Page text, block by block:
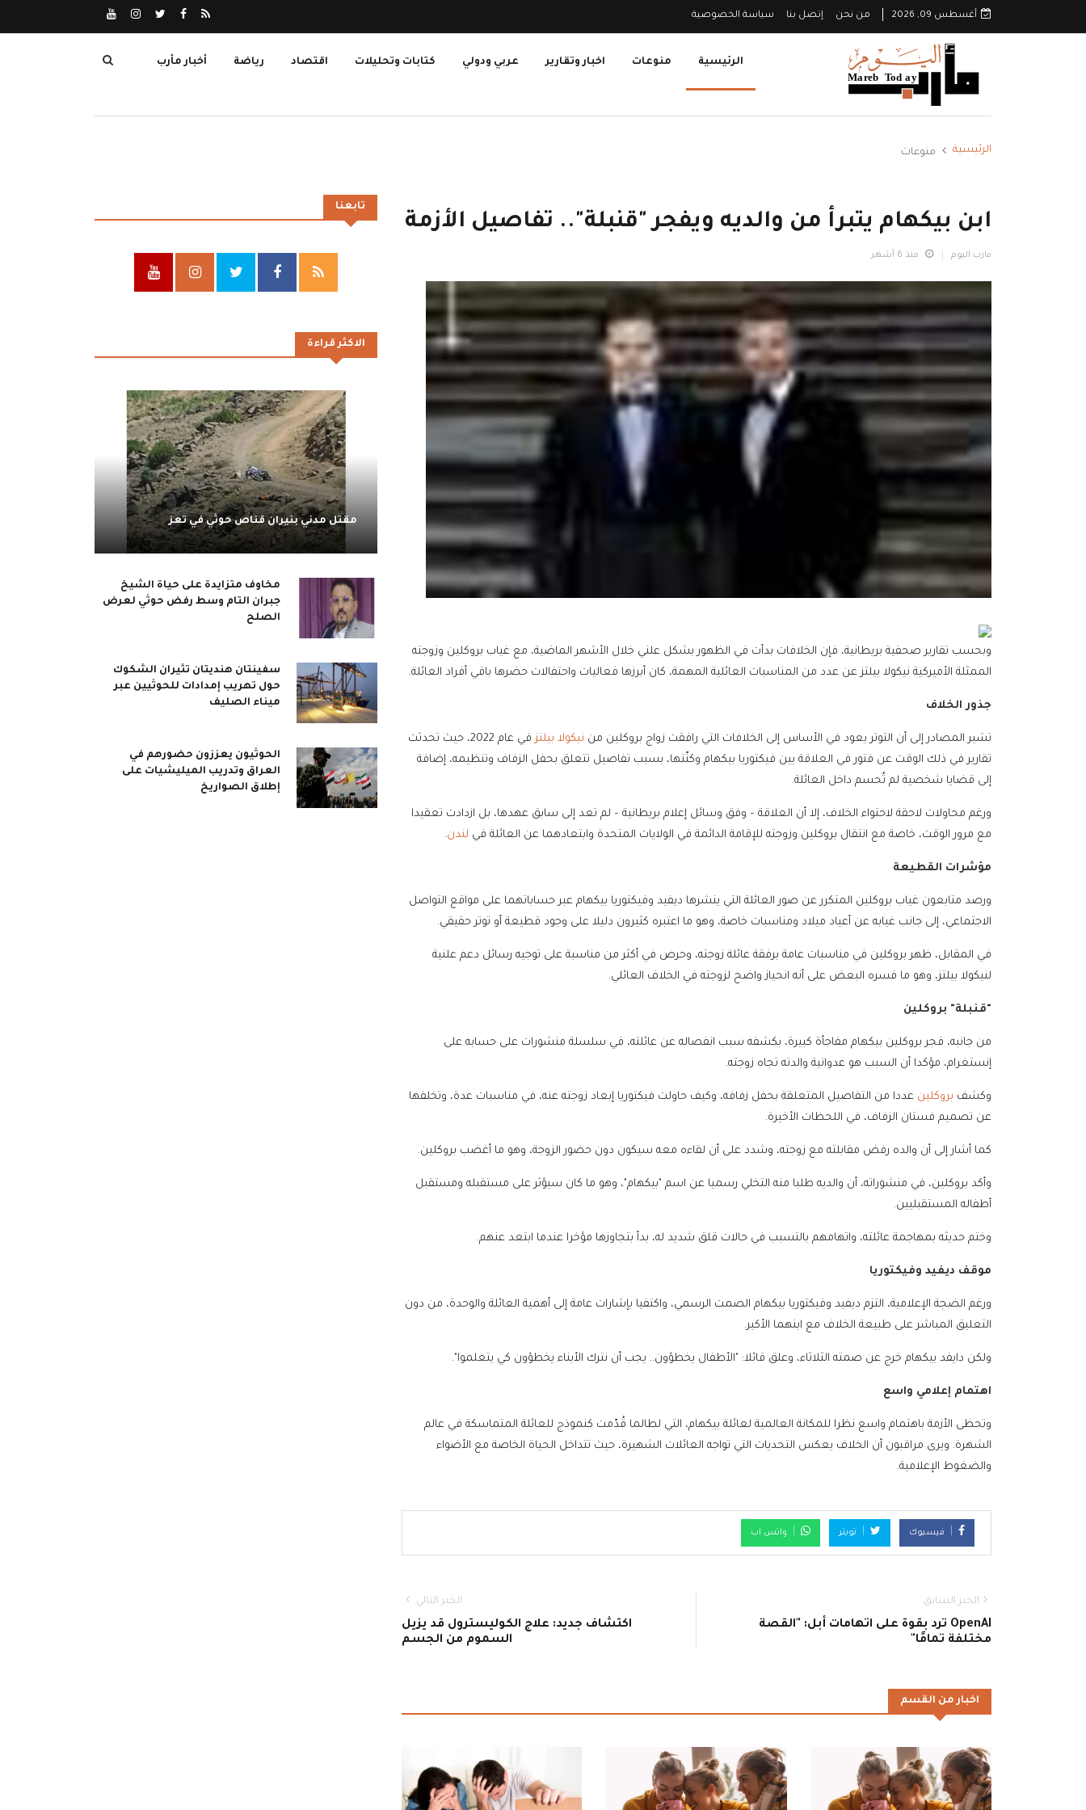
أغسطس 09, 2026 من نحن إتصل بنا سياسة الخصوصية
الرئيسية منوعات اخبار وتقارير عربي ودولي كتابات وتحليلات اقتصاد رياضة أخبار مأرب
الرئيسية منوعات
ابن بيكهام يتبرأ من والديه ويفجر "قنبلة".. تفاصيل الأزمة
مارب اليوم منذ 6 أشهر
وبحسب تقارير صحفية بريطانية، فإن الخلافات بدأت في الظهور بشكل علني خلال الأشهر الماضية، مع غياب بروكلين وزوجته
الممثلة الأميركية نيكولا بيلتز عن عدد من المناسبات العائلية المهمة، كان أبرزها فعاليات واحتفالات حضرها باقي أفراد العائلة.
جذور الخلاف
تشير المصادر إلى أن التوتر يعود في الأساس إلى الخلافات التي رافقت زواج بروكلين من نيكولا بيلتز
في عام 2022، حيث تحدثت
تقارير في ذلك الوقت عن فتور في العلاقة بين فيكتوريا بيكهام وكنّتها، بسبب تفاصيل تتعلق بحفل الزفاف وتنظيمه، إضافة
إلى قضايا شخصية لم تُحسم داخل العائلة.
ورغم محاولات لاحقة لاحتواء الخلاف، إلا أن العلاقة – وفق وسائل إعلام بريطانية – لم تعد إلى سابق عهدها، بل ازدادت تعقيدا
مع مرور الوقت، خاصة مع انتقال بروكلين وزوجته للإقامة الدائمة في الولايات المتحدة وابتعادهما عن العائلة في لندن.
مؤشرات القطيعة
ورصد متابعون غياب بروكلين المتكرر عن صور العائلة التي ينشرها ديفيد وفيكتوريا بيكهام عبر حساباتهما على مواقع التواصل
الاجتماعي، إلى جانب غيابه عن أعياد ميلاد ومناسبات خاصة، وهو ما اعتبره كثيرون دليلا على وجود قطيعة أو توتر حقيقي.
في المقابل، ظهر بروكلين في مناسبات عامة برفقة عائلة زوجته، وحرص في أكثر من مناسبة على توجيه رسائل دعم علنية
لنيكولا بيلتز، وهو ما فسره البعض على أنه انحياز واضح لزوجته في الخلاف العائلي.
"قنبلة" بروكلين
من جانبه، فجر بروكلين بيكهام مفاجأة كبيرة، بكشفه سبب انفصاله عن عائلته، في سلسلة منشورات على حسابه على
إنستغرام، مؤكدا أن السبب هو عدوانية والدته تجاه زوجته.
وكشف بروكلين عددا من التفاصيل المتعلقة بحفل زفافه، وكيف حاولت فيكتوريا إبعاد زوجته عنه، في مناسبات عدة، وتخلفها
عن تصميم فستان الزفاف، في اللحظات الأخيرة.
كما أشار إلى أن والده رفض مقابلته مع زوجته، وشدد على أن لقاءه معه سيكون دون حضور الزوجة، وهو ما أغضب بروكلين.
وأكد بروكلين، في منشوراته، أن والديه طلبا منه التخلي رسميا عن اسم "بيكهام"، وهو ما كان سيؤثر على مستقبله ومستقبل
أطفاله المستقبليين.
وختم حديثه بمهاجمة عائلته، واتهامهم بالتسبب في حالات قلق شديد له، بدأ بتجاوزها مؤخرا عندما ابتعد عنهم.
موقف ديفيد وفيكتوريا
ورغم الضجة الإعلامية، التزم ديفيد وفيكتوريا بيكهام الصمت الرسمي، واكتفيا بإشارات عامة إلى أهمية العائلة والوحدة، من دون
التعليق المباشر على طبيعة الخلاف مع ابنهما الأكبر.
ولكن دايفد بيكهام خرج عن صمته الثلاثاء، وعلق قائلا: "الأطفال يخطؤون.. يجب أن نترك الأبناء يخطؤون كي يتعلموا".
اهتمام إعلامي واسع
وتحظى الأزمة باهتمام واسع نظرا للمكانة العالمية لعائلة بيكهام، التي لطالما قُدّمت كنموذج للعائلة المتماسكة في عالم
الشهرة. ويرى مراقبون أن الخلاف يعكس التحديات التي تواجه العائلات الشهيرة، حيث تتداخل الحياة الخاصة مع الأضواء
والضغوط الإعلامية.
فيسبوك تويتر واتس اب
الخبر السابق
OpenAI ترد بقوة على اتهامات أبل: "القصة
مختلفة تمامًا"
الخبر التالي
اكتشاف جديد: علاج الكوليسترول قد يزيل
السموم من الجسم
اخبار من القسم
تابعنا
الاكثر قراءة
مقتل مدني بنيران قناص حوثي في تعز
مخاوف متزايدة على حياة الشيخ
جبران التام وسط رفض حوثي لعرض
الصلح
سفينتان هنديتان تثيران الشكوك
حول تهريب إمدادات للحوثيين عبر
ميناء الصليف
الحوثيون يعززون حضورهم في
العراق وتدريب الميليشيات على
إطلاق الصواريخ